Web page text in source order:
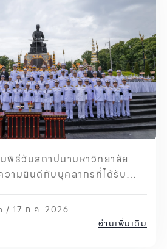
พิธีวันสถาปนามหาวิทยาลัย
วามยินดีกับบุคลากรที่ได้รับ
/ 17 ก.ค. 2026
อ่านเพิ่มเติม